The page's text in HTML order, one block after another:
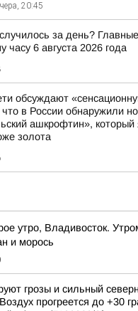
20:45
за день?
часу 6 августа 2026 года
обсуждают
в России обнаружили
ашкрофтин», который
золота
утро, Владивосток.
и морось
грозы и сильный
прогреется до +30